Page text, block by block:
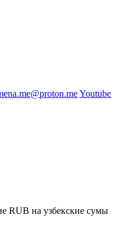
Youtube
RUB на узбекские сумы